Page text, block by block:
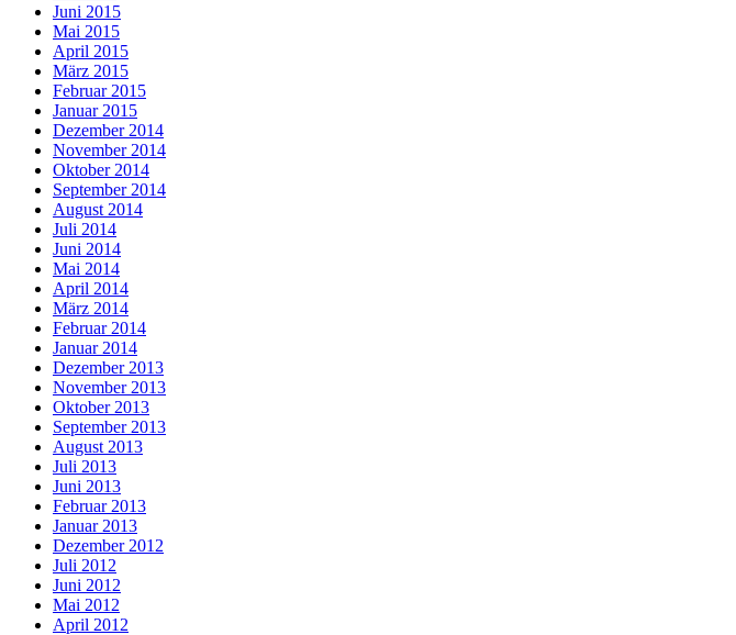
Juni 2015
Mai 2015
April 2015
März 2015
Februar 2015
Januar 2015
Dezember 2014
November 2014
Oktober 2014
September 2014
August 2014
Juli 2014
Juni 2014
Mai 2014
April 2014
März 2014
Februar 2014
Januar 2014
Dezember 2013
November 2013
Oktober 2013
September 2013
August 2013
Juli 2013
Juni 2013
Februar 2013
Januar 2013
Dezember 2012
Juli 2012
Juni 2012
Mai 2012
April 2012